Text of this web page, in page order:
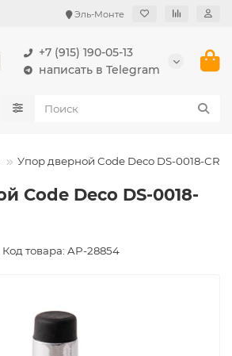
Эль-Монте
+7 (915) 190-05-13
написать в Telegram
Упор дверной Code Deco DS-0018-CR
Code Deco DS-0018-
Код товара: AP-28854